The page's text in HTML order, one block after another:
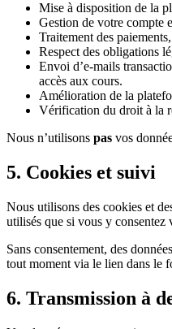
Mise à disposition de la
Gestion de votre compte
Traitement des
Respect des obligations
Envoi d’e-mails
accès aux cours.
Amélioration de la
Vérification du droit à la
Nous n’utilisons pas vos
5. Cookies et suivi
Nous utilisons des cookies et
utilisés que si vous y
Sans consentement, des
tout moment via le lien dans le
6. Transmission à